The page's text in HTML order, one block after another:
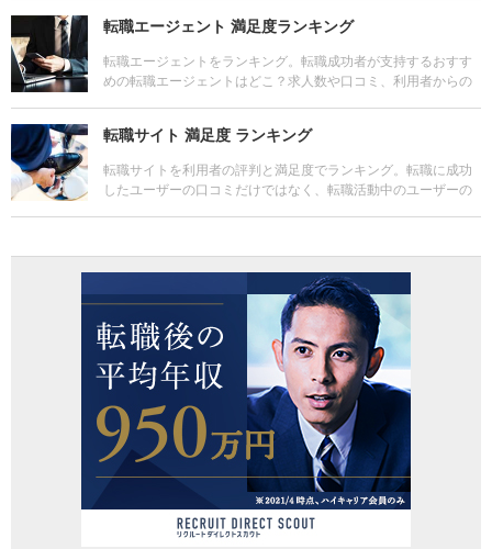
転職エージェント 満足度ランキング
転職エージェントをランキング。転職成功者が支持するおすす
めの転職エージェントはどこ？求人数や口コミ、利用者からの
転職サイト 満足度 ランキング
転職サイトを利用者の評判と満足度でランキング。転職に成功
したユーザーの口コミだけではなく、転職活動中のユーザーの